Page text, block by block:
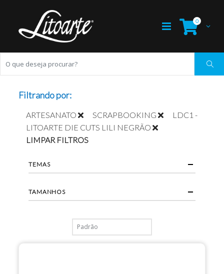
0
Filtrando por:
ARTESANATO SCRAPBOOKING
LDC1 -
LITOARTE DIE CUTS LILI NEGRÃO
LIMPAR FILTROS
TEMAS
TAMANHOS